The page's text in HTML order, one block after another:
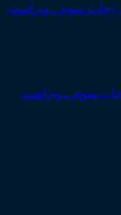
سوم ـ ویراست